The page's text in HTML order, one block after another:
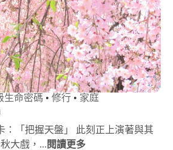
生命密碼 • 修行 • 家庭
：「把握天盤」 此刻正上演著與其
大戲，... 閱讀更多